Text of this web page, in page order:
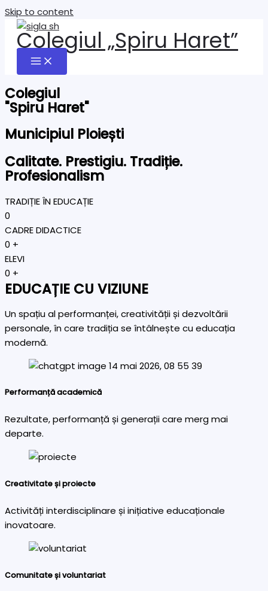
Skip to content
Colegiul „Spiru Haret”
Colegiul
"Spiru Haret"
Municipiul Ploiești
Calitate. Prestigiu. Tradiție.
Profesionalism
TRADIȚIE ÎN EDUCAȚIE
0
CADRE DIDACTICE
0 +
ELEVI
0 +
EDUCAȚIE CU VIZIUNE
Un spațiu al performanței, creativității și dezvoltării
personale, în care tradiția se întâlnește cu educația
modernă.
Performanță academică
Rezultate, performanță și generații care merg mai
departe.
Creativitate și proiecte
Activități interdisciplinare și inițiative educaționale
inovatoare.
Comunitate și voluntariat